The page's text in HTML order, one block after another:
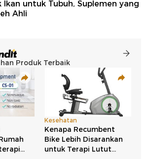
Ikan untuk Tubuh, Suplemen yang
Ahli